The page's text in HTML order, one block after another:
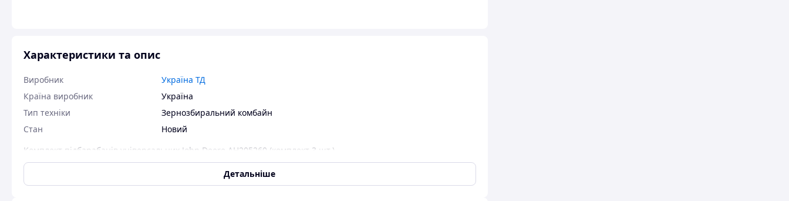
Характеристики та опис
Виробник
Україна ТД
Країна виробник
Україна
Тип техніки
Зернозбиральний комбайн
Стан
Новий
Комплект підбарабанів універсальних John Deere AH205260 (комплект 3 шт.)
Детальніше